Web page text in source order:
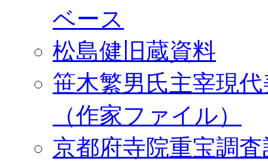
ベース
松島健旧蔵資料
笹木繁男氏主宰現
（作家ファイル）
京都府寺院重宝調